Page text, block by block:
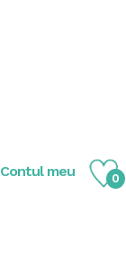
Contul meu 0